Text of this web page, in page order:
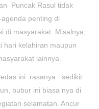
Puncak Rasul tidak
penting di
di masyarakat. Misalnya,
kelahiran maupun
lainnya.
ini rasanya sedikit
bubur ini biasa nya di
selamatan. Ancur